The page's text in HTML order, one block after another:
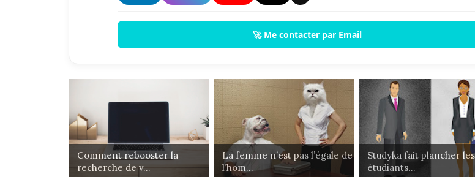
🚀 Me contacter par Email
Comment rebooster la
recherche de v...
La femme n’est pas l’égale de
l’hom...
Studyka fait plancher les
étudiants...